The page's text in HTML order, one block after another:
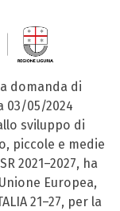
domanda di
03/05/2024
sviluppo di
piccole e medie
2021–2027, ha
Europea,
21–27, per la